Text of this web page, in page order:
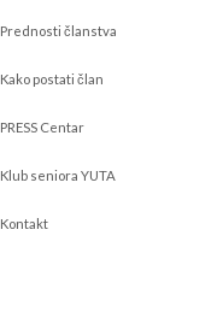
Prednosti članstva
Kako postati član
PRESS Centar
Klub seniora YUTA
Kontakt